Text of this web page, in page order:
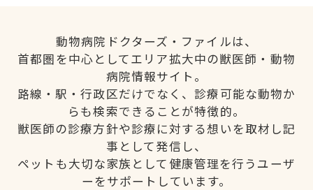
動物病院ドクターズ・ファイルは、
首都圏を中心としてエリア拡大中の獣医師・動物
病院情報サイト。
路線・駅・行政区だけでなく、診療可能な動物か
らも検索できることが特徴的。
獣医師の診療方針や診療に対する想いを取材し記
事として発信し、
ペットも大切な家族として健康管理を行うユーザ
ーをサポートしています。